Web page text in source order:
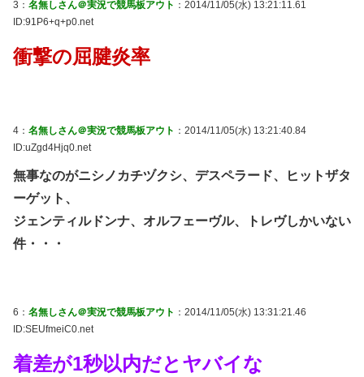
3： 名無しさん＠実況で競馬板アウト ：2014/11/05(水) 13:21:11.61
ID:91P6+q+p0.net
衝撃の屈腱炎率
4： 名無しさん＠実況で競馬板アウト ：2014/11/05(水) 13:21:40.84
ID:uZgd4Hjq0.net
無事なのがニシノカチヅクシ、デスペラード、ヒットザタ
ーゲット、
ジェンティルドンナ、オルフェーヴル、トレヴしかいない
件・・・
6： 名無しさん＠実況で競馬板アウト ：2014/11/05(水) 13:31:21.46
ID:SEUfmeiC0.net
着差が1秒以内だとヤバイな